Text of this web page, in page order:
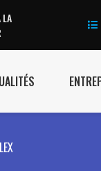
LA